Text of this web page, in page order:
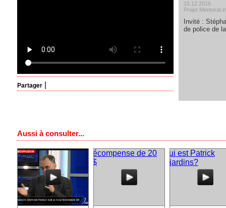
Partager
15.12.2015
Projet Mentorat
Invité :
de police de
Aussi à consulter...